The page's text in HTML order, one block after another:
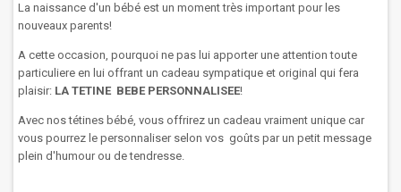
La naissance d'un bébé est un moment très important pour les
nouveaux parents!
A cette occasion, pourquoi ne pas lui apporter une attention toute
particuliere en lui offrant un cadeau sympatique et original qui fera
plaisir: LA TETINE BEBE PERSONNALISEE!
Avec nos tétines bébé, vous offrirez un cadeau vraiment unique car
vous pourrez le personnaliser selon vos goûts par un petit message
plein d'humour ou de tendresse.